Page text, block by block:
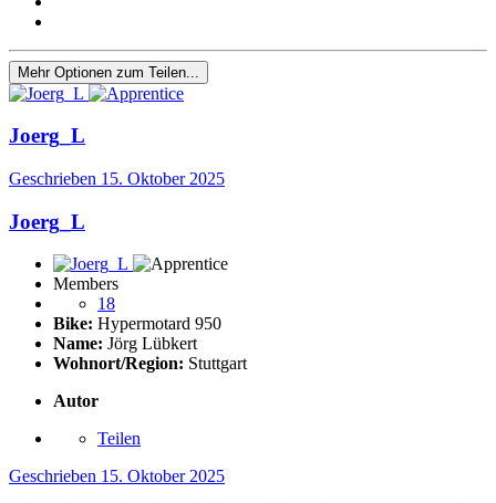
Mehr Optionen zum Teilen...
Joerg_L
Geschrieben 15. Oktober 2025
Joerg_L
Members
18
Bike: Hypermotard 950
Name: Jörg Lübkert
Wohnort/Region: Stuttgart
Autor
Teilen
Geschrieben 15. Oktober 2025